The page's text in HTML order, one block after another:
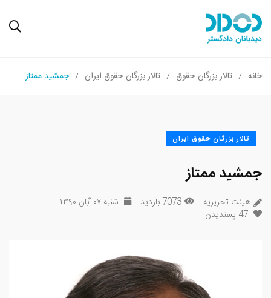
خانه تالار بزرگان حقوق تالار بزرگان حقوق ایران جمشید ممتاز
تالار بزرگان حقوق ایران
جمشید ممتاز
هیئت تحریریه 7073 بازدید
شنبه ۰۷ آبان ۱۳۹۰
47 پسندیدن